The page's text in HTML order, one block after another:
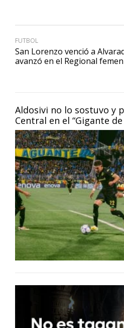
Aldosivi no lo sostuvo y
Central en el “Gigante
FUTBOL
San Lorenzo venció a
avanzó en el Regional